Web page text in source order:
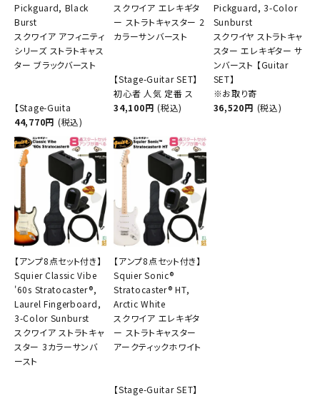
Pickguard, Black
Burst
スクワイア アフィニティ
シリーズ ストラトキャス
ター ブラックバースト
【Stage-Guita
44,770円 (税込)
スクワイア エレキギタ
ー ストラトキャスター 2
カラーサンバースト
【Stage-Guitar SET】
初心者 人気 定番 ス
34,100円 (税込)
Pickguard, 3-Color
Sunburst
スクワイヤ ストラトキャ
スター エレキギター サ
ンバースト 【Guitar
SET】
※お取り寄
36,520円 (税込)
【アンプ8点セット付き】
Squier Classic Vibe
'60s Stratocaster®,
Laurel Fingerboard,
3-Color Sunburst
スクワイア ストラトキャ
スター 3カラーサンバ
ースト
【アンプ8点セット付き】
Squier Sonic®
Stratocaster® HT,
Arctic White
スクワイア エレキギタ
ー ストラトキャスター
アークティックホワイト
【Stage-Guitar SET】